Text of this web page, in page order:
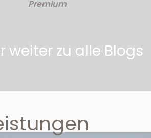
Premium
weiter zu alle Blogs